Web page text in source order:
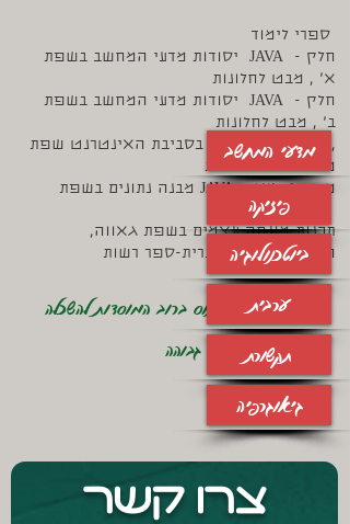
יסודות מדעי המחשב בשפת JAVA - חלק
א' , מבט לחלונות
יסודות מדעי המחשב בשפת JAVA - חלק
ב' , מבט לחלונות
מבוא לתכנות בסביבת האינטרנט שפת C# ,
מט"ח – ספר רשות
מבנה נתונים בשפת JAVA, מבט לחלונות
תכנות מונחה עצמים בשפת גאווה,
האוניברסיטה העברית-ספר רשות
המקצוע מעניק בונוס ברוב המוסדות להשכלה
גבוהה
מדעי המחשב
פיזיקה
ביוטכנולוגיה
ערבית
תקשורת
גיאוגרפיה
צרו קשר